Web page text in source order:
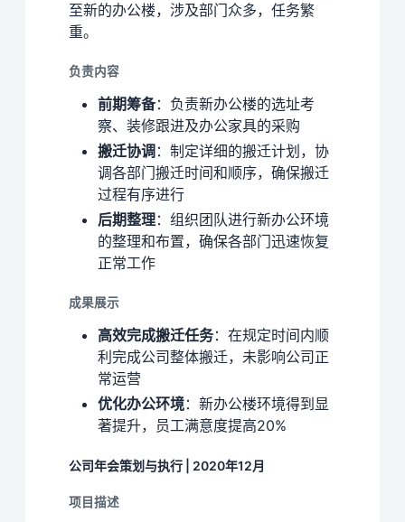
至新的办公楼，涉及部门众多，任务繁
重。
负责内容
前期筹备：负责新办公楼的选址考
察、装修跟进及办公家具的采购
搬迁协调 ：制定详细的搬迁计划，协
调各部门搬迁时间和顺序，确保搬迁
过程有序进行
后期整理：组织团队进行新办公环境
的整理和布置，确保各部门迅速恢复
正常工作
成果展示
高效完成搬迁任务：在规定时间内顺
利完成公司整体搬迁，未影响公司正
常运营
优化办公环境：新办公楼环境得到显
著提升，员工满意度提高20%
公司年会策划与执行 | 2020年12月
项目描述